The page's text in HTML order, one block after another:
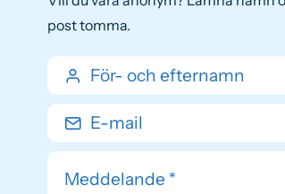
post tomma.